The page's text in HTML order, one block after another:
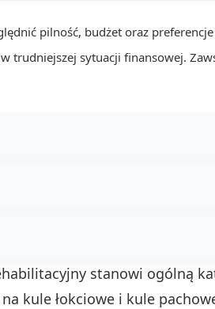
pilność, budżet oraz
trudniejszej sytuacji finansowej.
stanowi ogólną
kule łokciowe i kule